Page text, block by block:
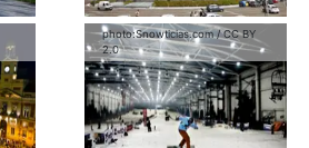
photo:Snowticias.com /CC BY
2.0